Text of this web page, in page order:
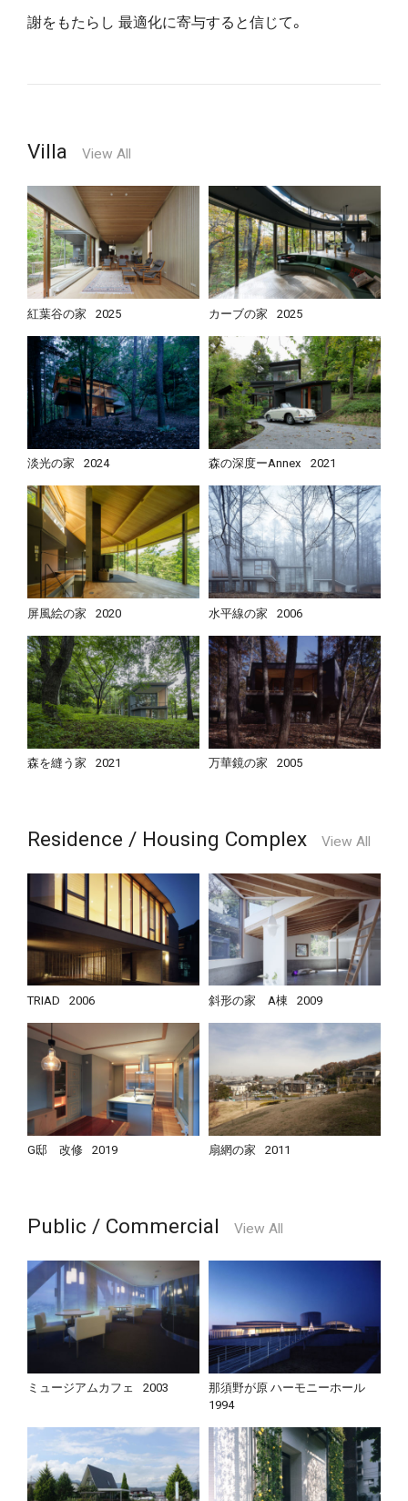
謝をもたらし 最適化に寄与すると信じて。
Villa View All
紅葉谷の家 2025 カーブの家 2025
淡光の家 2024 森の深度ーAnnex 2021
屏風絵の家 2020 水平線の家 2006
森を縫う家 2021 万華鏡の家 2005
Residence / Housing Complex View All
TRIAD 2006 斜形の家 A棟 2009
G邸 改修 2019 扇網の家 2011
Public / Commercial View All
ミュージアムカフェ 2003
那須野が原 ハーモニーホール
1994